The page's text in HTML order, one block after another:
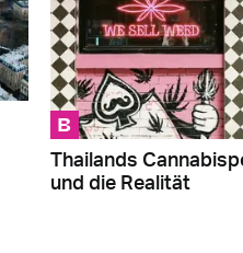
B
Thailands
und die Realität